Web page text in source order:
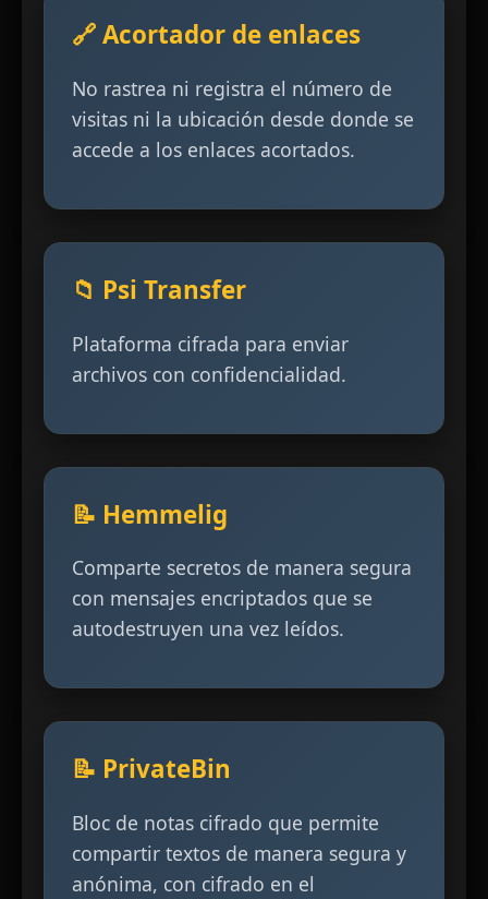
🔗 Acortador de enlaces
No rastrea ni registra el número de
visitas ni la ubicación desde donde se
accede a los enlaces acortados.
📁 Psi Transfer
Plataforma cifrada para enviar
archivos con confidencialidad.
📝 Hemmelig
Comparte secretos de manera segura
con mensajes encriptados que se
autodestruyen una vez leídos.
📝 PrivateBin
Bloc de notas cifrado que permite
compartir textos de manera segura y
anónima, con cifrado en el